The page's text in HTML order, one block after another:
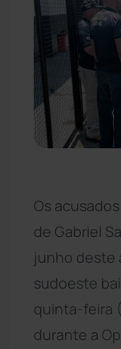
Os
de Gabriel
junho deste
sudoeste
quinta-feira
durante a